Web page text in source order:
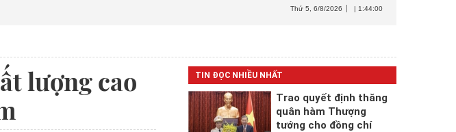
Thứ 5 , 6/8/2026 | 1:44:01
lượng cao
TIN ĐỌC NHIỀU NHẤT
Trao quyết định thăng
quân hàm Thượng
tướng cho đồng chí